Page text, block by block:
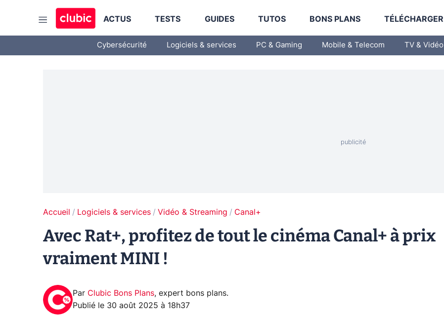
ACTUS TESTS GUIDES TUTOS BONS PLANS TÉLÉCHARGER
Cybersécurité Logiciels & services PC & Gaming Mobile & Telecom TV & Vidéo
Accueil Logiciels & services Vidéo & Streaming Canal+
Avec Rat+, profitez de tout le cinéma Canal+ à prix
vraiment MINI !
Par Clubic Bons Plans, expert bons plans.
Publié le 30 août 2025 à 18h37